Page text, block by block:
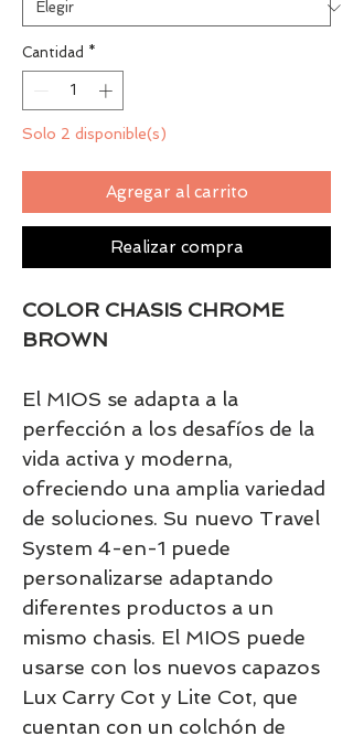
Cantidad *
Solo 2 disponible(s)
Agregar al carrito
Realizar compra
COLOR CHASIS CHROME
BROWN
El MIOS se adapta a la
perfección a los desafíos de la
vida activa y moderna,
ofreciendo una amplia variedad
de soluciones. Su nuevo Travel
System 4-en-1 puede
personalizarse adaptando
diferentes productos a un
mismo chasis. El MIOS puede
usarse con los nuevos capazos
Lux Carry Cot y Lite Cot, que
cuentan con un colchón de